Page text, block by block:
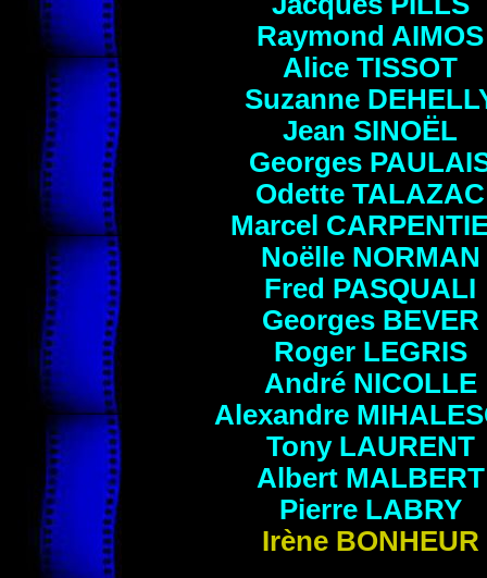
Raymond AIMOS
Alice TISSOT
Suzanne
Jean SINOËL
Georges
Odette TALAZAC
Marcel
Noëlle NORMAN
Fred PASQUALI
Georges BEVER
Roger LEGRIS
André NICOLLE
Alexandre
Tony LAURENT
Albert MALBERT
Pierre LABRY
Irène BONHEUR